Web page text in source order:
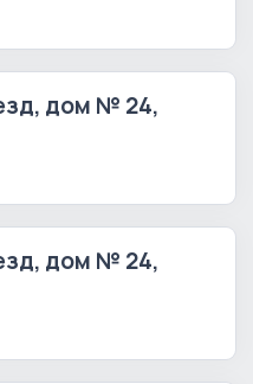
дом № 24,
дом № 24,